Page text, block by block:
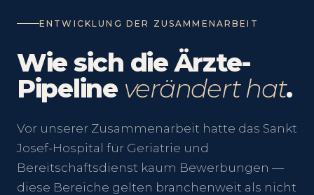
ENTWICKLUNG DER ZUSAMMENARBEIT
Wie sich die Ärzte-
Pipeline verändert hat.
Vor unserer Zusammenarbeit hatte das Sankt
Josef-Hospital für Geriatrie und
Bereitschaftsdienst kaum Bewerbungen —
diese Bereiche gelten branchenweit als nicht